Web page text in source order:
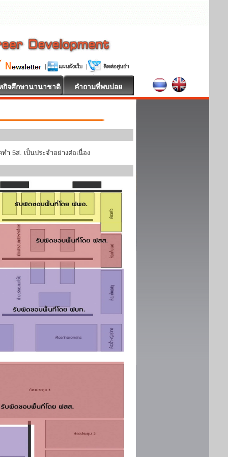
กิจศึกษานานาชาติ คำถามที่พบบ่อย
5ส. เป็นประจำอย่างต่อเนื่อง